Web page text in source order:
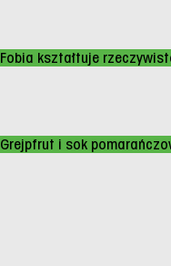
Fobia kształtuje
Grejpfrut i sok